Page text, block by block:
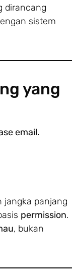
dirancang
sistem
yang
email.
jangka panjang
permission.
, bukan